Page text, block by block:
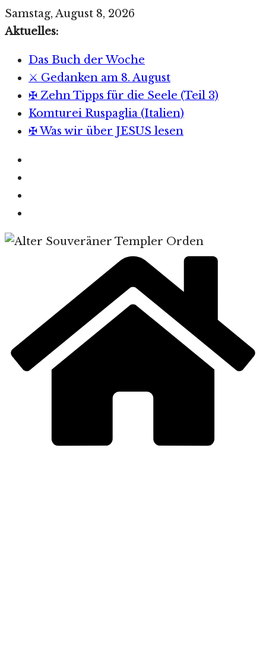
Zum
Inhalt
Samstag, August 8, 2026
Aktuelles:
Das Buch der Woche
⚔️ Gedanken am 8. August
✠ Zehn Tipps für die Seele (Teil 3)
Komturei Ruspaglia (Italien)
✠ Was wir über JESUS lesen